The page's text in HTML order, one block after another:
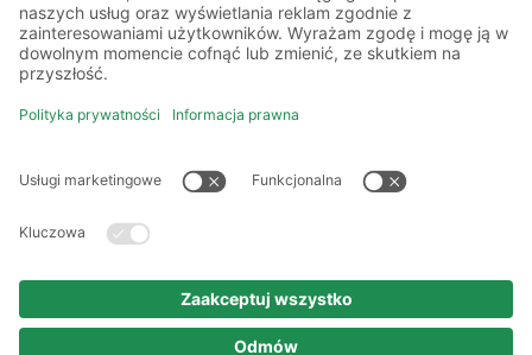
Oddziały
Akademia
Informacje prawne
Polityka prywatności
Prawa autorskie